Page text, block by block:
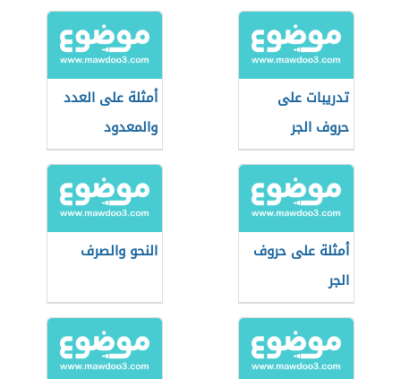
تدريبات على
حروف الجر
أمثلة على العدد
والمعدود
أمثلة على حروف
الجر
النحو والصرف